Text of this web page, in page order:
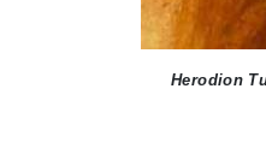
Herodion